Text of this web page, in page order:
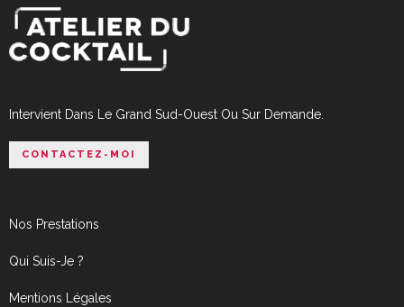
Intervient Dans Le Grand Sud-Ouest Ou Sur Demande.
CONTACTEZ-MOI
Nos Prestations
Qui Suis-Je ?
Mentions Légales